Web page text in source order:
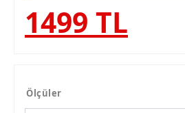
1499 TL
Ölçüler